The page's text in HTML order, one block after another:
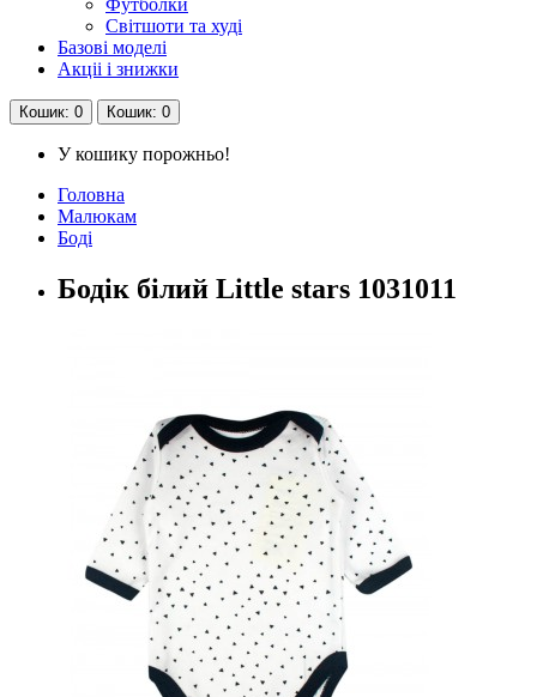
Футболки
Світшоти та худі
Базові моделі
Акціі і знижки
Кошик: 0 Кошик: 0
У кошику порожньо!
Головна
Малюкам
Боді
Бодік білий Little stars 1031011